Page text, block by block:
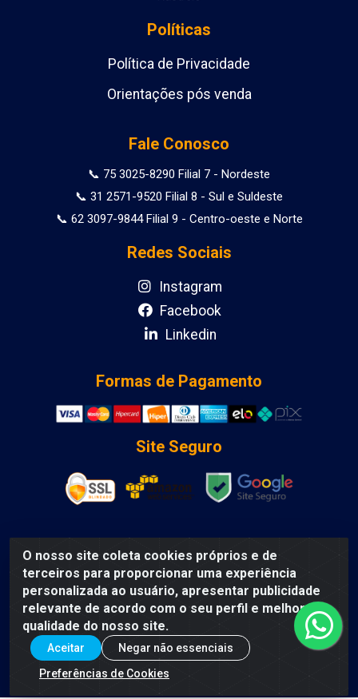
O nosso site coleta cookies próprios e de
terceiros para proporcionar uma experiência
personalizada ao usuário, apresentar publicidade
relevante de acordo com o seu perfil e melhorar a
qualidade do nosso site.
Aceitar
Negar não essenciais
Preferências de Cookies
Políticas
Política de Privacidade
Orientações pós venda
Fale Conosco
📞 75 3025-8290 Filial 7 - Nordeste
📞 31 2571-9520 Filial 8 - Sul e Suldeste
📞 62 3097-9844 Filial 9 - Centro-oeste e Norte
Redes Sociais
Instagram
Facebook
Linkedin
Formas de Pagamento
Site Seguro
DCA DISTRIBUIDORA DE COSMETICOS LTDA - AV DEPUTADO
LUIS EDUARDO MAGALHAES, Humildes, Feira de Santana/BA
- CEP 44135-000 - CNPJ: 31.912.909/0001-40